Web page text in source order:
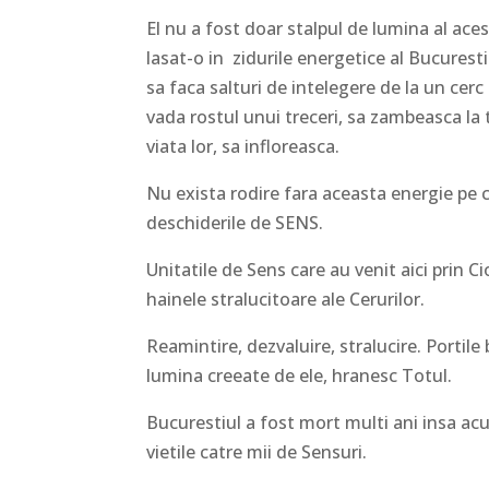
El nu a fost doar stalpul de lumina al
lasat-o in zidurile energetice al
sa faca salturi de intelegere de la un
vada rostul unui treceri, sa zambeasca
viata lor, sa infloreasca.
Nu exista rodire fara aceasta energie
deschiderile de SENS.
Unitatile de Sens care au venit aici prin
hainele stralucitoare ale Cerurilor.
Reamintire, dezvaluire, stralucire.
lumina creeate de ele, hranesc Totul.
Bucurestiul a fost mort multi ani insa
vietile catre mii de Sensuri.